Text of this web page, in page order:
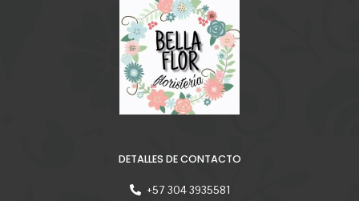
DETALLES DE CONTACTO
+57 304 3935581